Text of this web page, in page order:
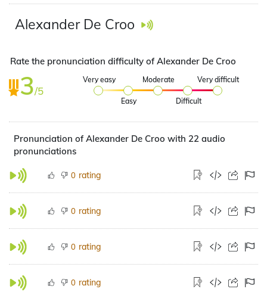
Alexander De Croo
Rate the pronunciation difficulty of Alexander De Croo
3/5
Very easy
Easy
Moderate
Difficult
Very difficult
Pronunciation of Alexander De Croo with 22 audio
pronunciations
0 rating
0 rating
0 rating
0 rating